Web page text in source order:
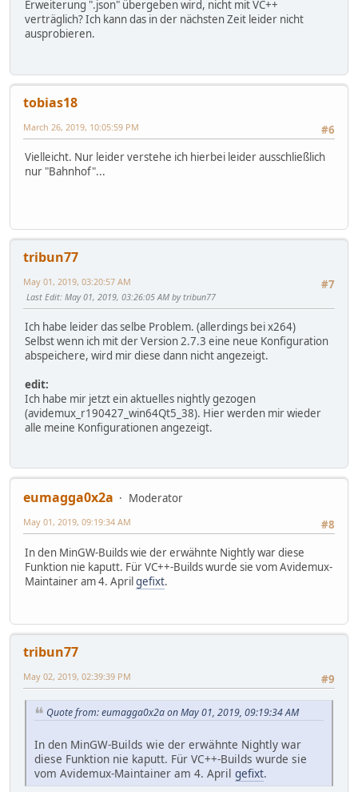
Erweiterung ".json" übergeben wird, nicht mit VC++
verträglich? Ich kann das in der nächsten Zeit leider nicht
ausprobieren.
tobias18
#6
March 26, 2019, 10:05:59 PM
Vielleicht. Nur leider verstehe ich hierbei leider ausschließlich
nur "Bahnhof"...
tribun77
#7
May 01, 2019, 03:20:57 AM
Last Edit: May 01, 2019, 03:26:05 AM by tribun77
Ich habe leider das selbe Problem. (allerdings bei x264)
Selbst wenn ich mit der Version 2.7.3 eine neue Konfiguration
abspeichere, wird mir diese dann nicht angezeigt.
edit:
Ich habe mir jetzt ein aktuelles nightly gezogen
(avidemux_r190427_win64Qt5_38). Hier werden mir wieder
alle meine Konfigurationen angezeigt.
eumagga0x2a
Moderator
#8
May 01, 2019, 09:19:34 AM
In den MinGW-Builds wie der erwähnte Nightly war diese
Funktion nie kaputt. Für VC++-Builds wurde sie vom Avidemux-
Maintainer am 4. Aprilgefixt.
tribun77
#9
May 02, 2019, 02:39:39 PM
Quote from: eumagga0x2a on May 01, 2019, 09:19:34 AM
In den MinGW-Builds wie der erwähnte Nightly war
diese Funktion nie kaputt. Für VC++-Builds wurde sie
vom Avidemux-Maintainer am 4. April gefixt.